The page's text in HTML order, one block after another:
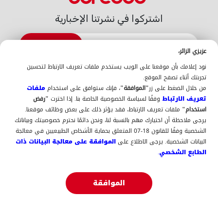
عزيزي الزائر،
نود إعلامك بأن موقعنا على الويب يستخدم ملفات تعريف الارتباط لتحسين
تجربتك أثناء تصفح الموقع.
من خلال الضغط على زر"الموافقة"، فإنك ستوافق على استخدامملفات
تعريف الارتباط وفقًا لسياسة الخصوصية الخاصة بنا. إذا اخترت "رفض
استخدام" ملفات تعريف الارتباط، فقد يؤثر ذلك على بعض وظائف موقعنا.
يرجى ملاحظة أن اختيارك مهم بالنسبة لنا، ونحن دائمًا نحترم خصوصيتك وبياناتك
الشخصية وفقًا للقانون 18-07 المتعلق بحماية الأشخاص الطبيعيين في معالجة
البيانات الشخصية. يرجى الاطلاع على الموافقة على معالجة البيانات ذات
الطابع الشخصي.
الموافقة
اشتركوا في نشرتنا الإخبارية
اتّصلوا بنا
الدعم أين تجدوننا
La Gold
حول Ooredoo
التوظيف
فهرس التوصيل البيني 2025-
2026 انضم إلينا كمُورد (سجل نفسك هنا)
السياسة والجودة
الإشعارات القانونية سياسة الجودة الإبلاغ عن المخالفات
ISO
9001ISO-CEI 27001
المعطيات ذات الطابع الشخصي
السياسة العامة لحماية البيانات